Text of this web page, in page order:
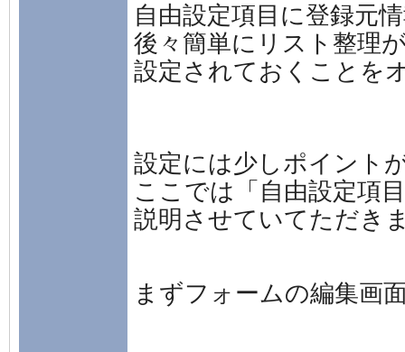
自由設定項目に登録元
後々簡単にリスト整理
設定されておくことを
設定には少しポイント
ここでは「自由設定項
説明させていてただき
まずフォームの編集画